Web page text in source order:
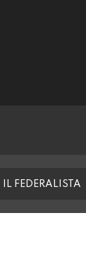
IL FEDERALISTA